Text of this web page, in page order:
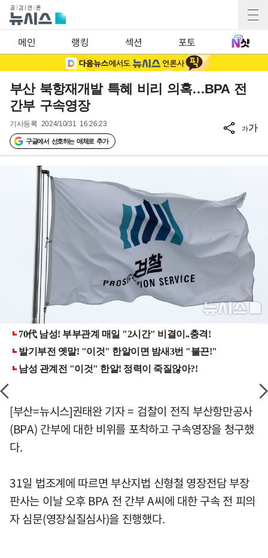
메인 랭킹 섹션 포토
부산 북항재개발 특혜 비리 의혹…BPA 전
간부 구속영장
기사등록 2024/10/31 16:26:23
구글에서 선호하는 매체로 추가
가가
[부산=뉴시스]권태완 기자 = 검찰이 전직 부산항만공사
(BPA) 간부에 대한 비위를 포착하고 구속영장을 청구했
다.
31일 법조계에 따르면 부산지법 신형철 영장전담 부장
판사는 이날 오후 BPA 전 간부 A씨에 대한 구속 전 피의
자 심문(영장실질심사)을 진행했다.